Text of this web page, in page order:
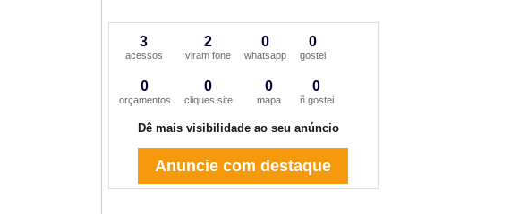
3
acessos
2
viram fone
0
whatsapp
0
gostei
0
orçamentos
0
cliques site
0
mapa
0
ñ gostei
Dê mais visibilidade ao seu anúncio
Anuncie com destaque